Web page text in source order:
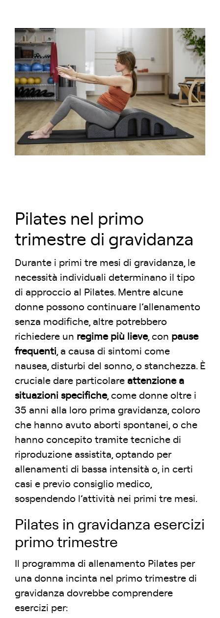
Pilates nel primo
trimestre di gravidanza
Durante i primi tre mesi di gravidanza, le
necessità individuali determinano il tipo
di approccio al Pilates. Mentre alcune
donne possono continuare l’allenamento
senza modifiche, altre potrebbero
richiedere un regime più lieve, con pause
frequenti , a causa di sintomi come
nausea, disturbi del sonno, o stanchezza. È
cruciale dare particolare attenzione a
situazioni specifiche, come donne oltre i
35 anni alla loro prima gravidanza, coloro
che hanno avuto aborti spontanei, o che
hanno concepito tramite tecniche di
riproduzione assistita, optando per
allenamenti di bassa intensità o, in certi
casi e previo consiglio medico,
sospendendo l’attività nei primi tre mesi.
Pilates in gravidanza esercizi
primo trimestre
Il programma di allenamento Pilates per
una donna incinta nel primo trimestre di
gravidanza dovrebbe comprendere
esercizi per: